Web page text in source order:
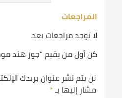
المراجعات
لا توجد مراجعات بعد.
كن أول من يقيم “جوز هند
لن يتم نشر عنوان بريدك
مشار إليها بـ*